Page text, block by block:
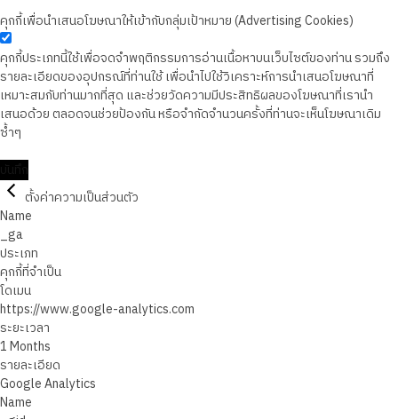
คุกกี้เพื่อนำเสนอโฆษณาให้เข้ากับกลุ่มเป้าหมาย (Advertising Cookies)
คุกกี้ประเภทนี้ใช้เพื่อจดจำพฤติกรรมการอ่านเนื้อหาบนเว็บไซต์ของท่าน รวมถึง
รายละเอียดของอุปกรณ์ที่ท่านใช้ เพื่อนำไปใช้วิเคราะห์การนำเสนอโฆษณาที่
เหมาะสมกับท่านมากที่สุด และช่วยวัดความมีประสิทธิผลของโฆษณาที่เรานำ
เสนอด้วย ตลอดจนช่วยป้องกัน หรือจำกัดจำนวนครั้งที่ท่านจะเห็นโฆษณาเดิม
ซ้ำๆ
ตั้งค่าความเป็นส่วนตัว
Name
_ga
ประเภท
คุกกี้ที่จำเป็น
โดเมน
https://www.google-analytics.com
ระยะเวลา
1 Months
รายละเอียด
Google Analytics
Name